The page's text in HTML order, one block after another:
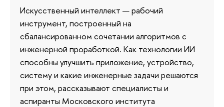
Искусственный интеллект — рабочий
инструмент, построенный на
сбалансированном сочетании алгоритмов с
инженерной проработкой. Как технологии ИИ
способны улучшить приложение, устройство,
систему и какие инженерные задачи решаются
при этом, рассказывают специалисты и
аспиранты Московского института